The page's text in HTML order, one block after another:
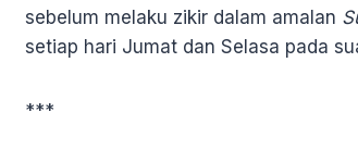
sebelum melaku zikir dalam amalan
setiap hari Jumat dan Selasa pada
***